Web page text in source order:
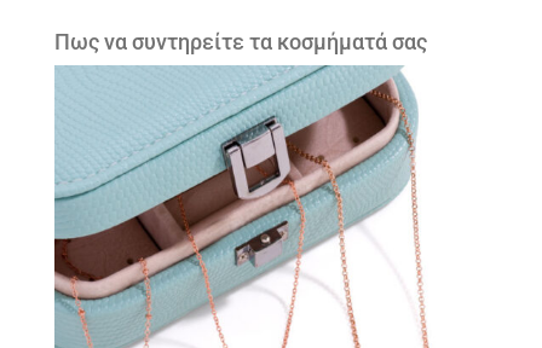
Πως να συντηρείτε τα κοσμήματά σας